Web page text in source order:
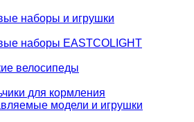
наборы и игрушки
наборы EASTCOLIGHT
велосипеды
для кормления
модели и игрушки